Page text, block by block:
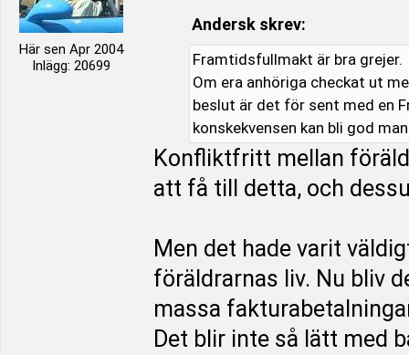
Här sen Apr 2004
Inlägg: 20699
Andersk skrev:
Framtidsfullmakt är bra grejer.
Om era anhöriga checkat ut
beslut är det för sent med en
konskekvensen kan bli god
Konfliktfritt mellan
att få till detta, och
Men det hade varit
föräldrarnas liv. Nu bliv
massa
Det blir inte så lätt med